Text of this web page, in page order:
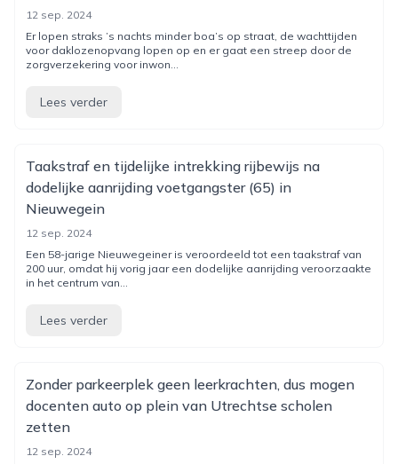
12 sep. 2024
Er lopen straks ’s nachts minder boa’s op straat, de wachttijden
voor daklozenopvang lopen op en er gaat een streep door de
zorgverzekering voor inwon...
Lees verder
Taakstraf en tijdelijke intrekking rijbewijs na
dodelijke aanrijding voetgangster (65) in
Nieuwegein
12 sep. 2024
Een 58-jarige Nieuwegeiner is veroordeeld tot een taakstraf van
200 uur, omdat hij vorig jaar een dodelijke aanrijding veroorzaakte
in het centrum van...
Lees verder
Zonder parkeerplek geen leerkrachten, dus mogen
docenten auto op plein van Utrechtse scholen
zetten
12 sep. 2024